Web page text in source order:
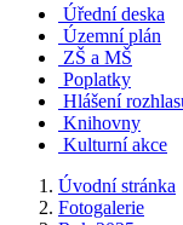
Úřední deska
Územní plán
ZŠ a MŠ
Poplatky
Hlášení
Knihovny
Kulturní akce
Úvodní stránka
Fotogalerie